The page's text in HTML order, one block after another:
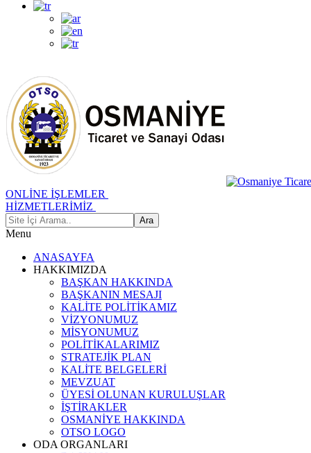
ONLİNE İŞLEMLER
HİZMETLERİMİZ
Menu
ANASAYFA
HAKKIMIZDA
BAŞKAN HAKKINDA
BAŞKANIN MESAJI
KALİTE POLİTİKAMIZ
VİZYONUMUZ
MİSYONUMUZ
POLİTİKALARIMIZ
STRATEJİK PLAN
KALİTE BELGELERİ
MEVZUAT
ÜYESİ OLUNAN KURULUŞLAR
İŞTİRAKLER
OSMANİYE HAKKINDA
OTSO LOGO
ODA ORGANLARI